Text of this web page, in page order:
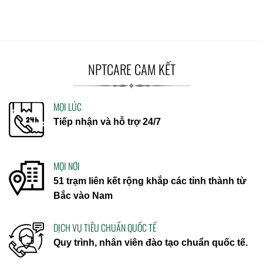
NPTCARE CAM KẾT
MỌI LÚC
Tiếp nhận và hỗ trợ 24/7
MỌI NƠI
51 trạm liên kết rộng khắp các tỉnh thành từ
Bắc vào Nam
DỊCH VỤ TIÊU CHUẨN QUỐC TẾ
Quy trình, nhân viên đào tạo chuẩn quốc tế.